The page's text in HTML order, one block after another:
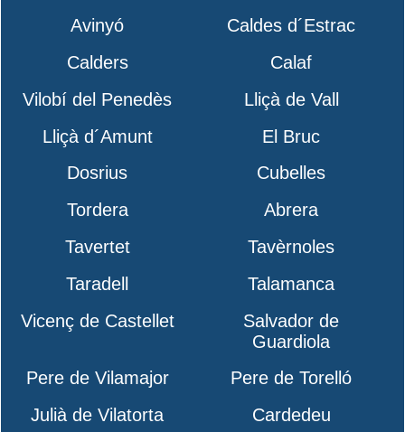
Avinyó
Caldes d´Estrac
Calders
Calaf
Vilobí del Penedès
Lliçà de Vall
Lliçà d´Amunt
El Bruc
Dosrius
Cubelles
Tordera
Abrera
Tavertet
Tavèrnoles
Taradell
Talamanca
Vicenç de Castellet
Salvador de
Guardiola
Pere de Vilamajor
Pere de Torelló
Julià de Vilatorta
Cardedeu